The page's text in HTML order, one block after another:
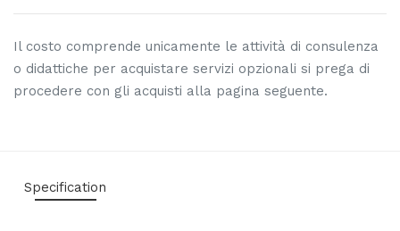
Il costo comprende unicamente le attività di consulenza
o didattiche per acquistare servizi opzionali si prega di
procedere con gli acquisti alla pagina seguente.
Specification